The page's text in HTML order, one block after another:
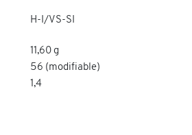
H-I/VS-SI
11,60 g
56 (modifiable)
1,4